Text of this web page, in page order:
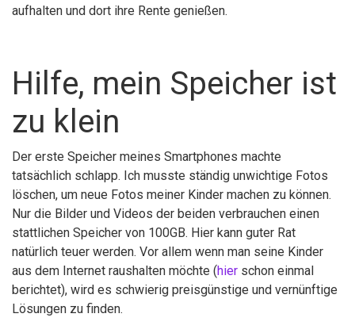
aufhalten und dort ihre Rente genießen.
Hilfe, mein Speicher ist
zu klein
Der erste Speicher meines Smartphones machte
tatsächlich schlapp. Ich musste ständig unwichtige Fotos
löschen, um neue Fotos meiner Kinder machen zu können.
Nur die Bilder und Videos der beiden verbrauchen einen
stattlichen Speicher von 100GB. Hier kann guter Rat
natürlich teuer werden. Vor allem wenn man seine Kinder
aus dem Internet raushalten möchte (hier schon einmal
berichtet), wird es schwierig preisgünstige und vernünftige
Lösungen zu finden.